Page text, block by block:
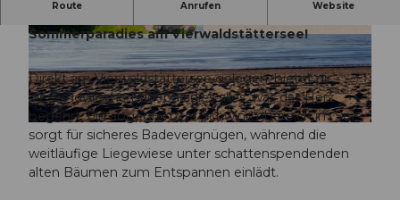
© André Maurer Photography | CC-BY-NC-ND
© CC-BY-NC-ND CC-BY-NC-ND
Route Anrufen Website
Sommerparadies am Vierwaldstättersee!
Direkt am Vierwaldstättersee gelegen, bietet dir
dieses idyllische Badeparadies alles, was das Herz
begehrt: Ein abgegrenzter Schwimmbereich im See
sorgt für sicheres Badevergnügen, während die
weitläufige Liegewiese unter schattenspendenden
alten Bäumen zum Entspannen einlädt.